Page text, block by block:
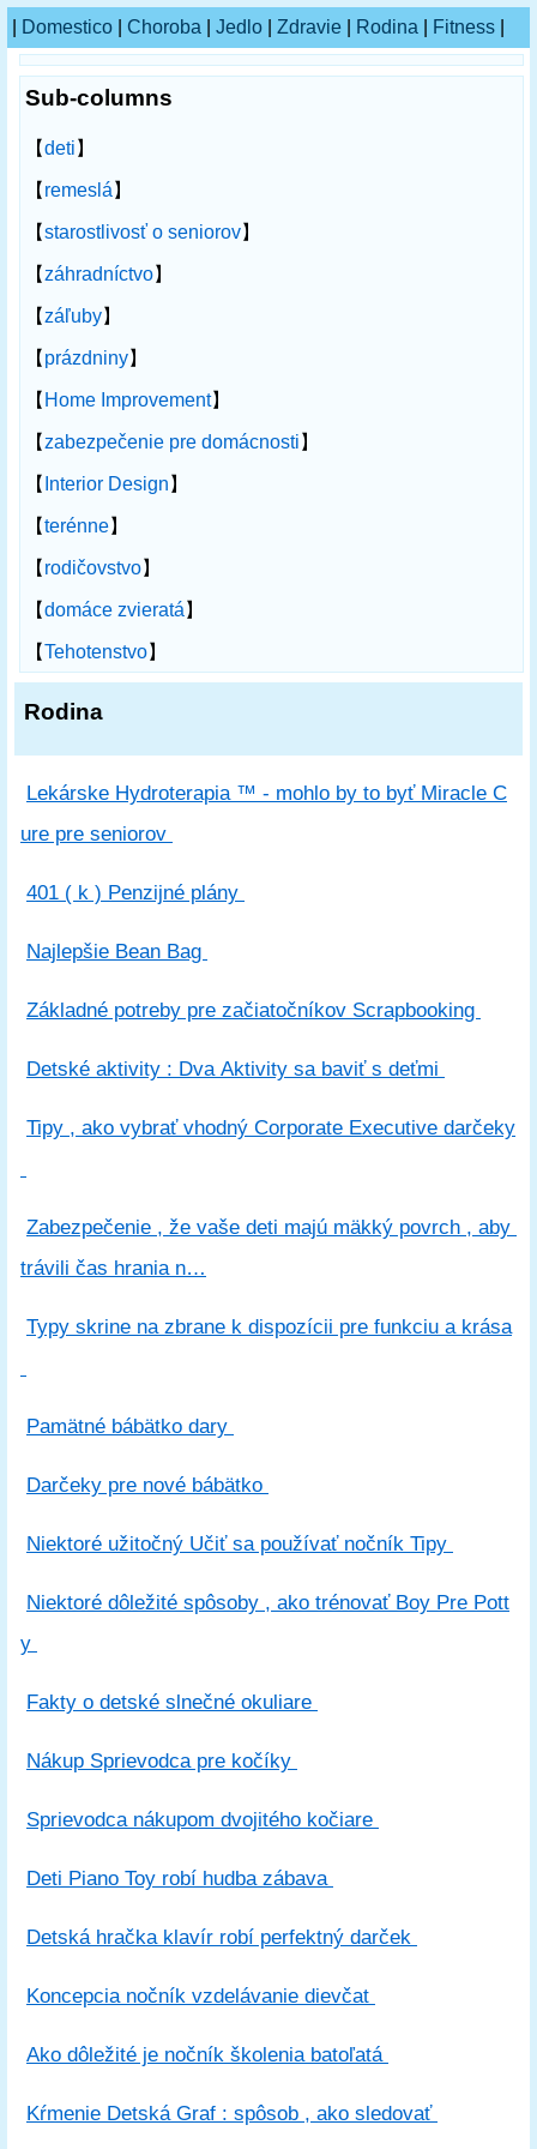
Domestico Choroba Jedlo Zdravie Rodina Fitness
Sub-columns
【deti 】
【 remeslá 】
【starostlivosť o seniorov】
【záhradníctvo】
【záľuby】
【 prázdniny】
【 Home Improvement】
【zabezpečenie pre domácnosti 】
【 Interior Design 】
【terénne】
【 rodičovstvo】
【domáce zvieratá 】
【Tehotenstvo】
Rodina
Lekárske Hydroterapia ™ - mohlo by to byť Miracle C
ure pre seniorov
401 ( k ) Penzijné plány
Najlepšie Bean Bag
Základné potreby pre začiatočníkov Scrapbooking
Detské aktivity : Dva Aktivity sa baviť s deťmi
Tipy , ako vybrať vhodný Corporate Executive darčeky
Zabezpečenie , že vaše deti majú mäkký povrch , aby
trávili čas hrania n…
Typy skrine na zbrane k dispozícii pre funkciu a krása
Pamätné bábätko dary
Darčeky pre nové bábätko
Niektoré užitočný Učiť sa používať nočník Tipy
Niektoré dôležité spôsoby , ako trénovať Boy Pre Pott
y
Fakty o detské slnečné okuliare
Nákup Sprievodca pre kočíky
Sprievodca nákupom dvojitého kočiare
Deti Piano Toy robí hudba zábava
Detská hračka klavír robí perfektný darček
Koncepcia nočník vzdelávanie dievčat
Ako dôležité je nočník školenia batoľatá
Kŕmenie Detská Graf : spôsob , ako sledovať